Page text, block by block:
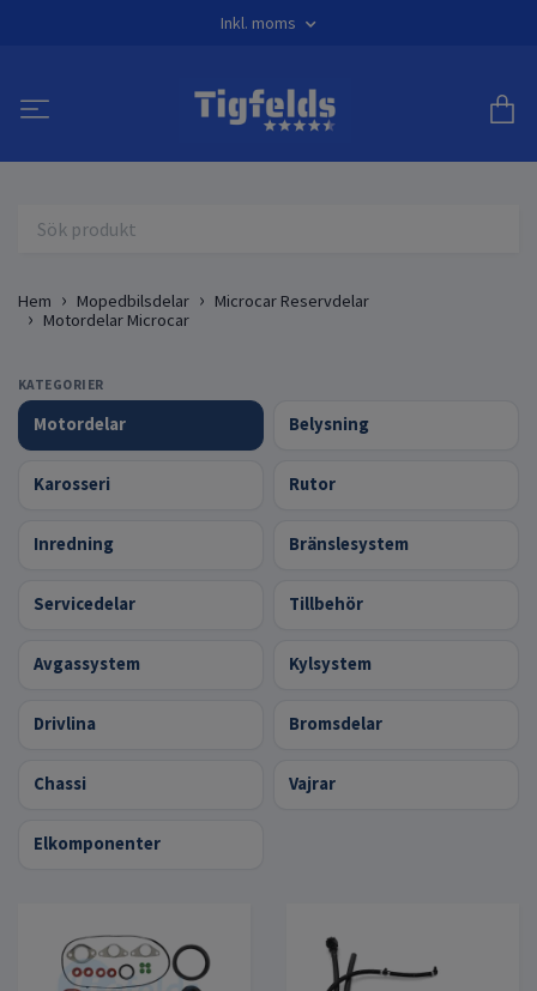
Inkl. moms
Hem Mopedbilsdelar
Microcar Reservdelar
Motordelar Microcar
KATEGORIER
Motordelar Belysning
Karosseri Rutor
Inredning Bränslesystem
Servicedelar Tillbehör
Avgassystem Kylsystem
Drivlina Bromsdelar
Chassi Vajrar
Elkomponenter